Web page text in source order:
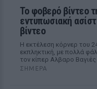
Το φοβερό βίντεο
εντυπωσιακή
βίντεο
Η εκτέλεση κόρνερ του
εκπληκτική, με πολλά
τον κίπερ Αλβαρο Βαγιές
ΣΉΜΕΡΑ